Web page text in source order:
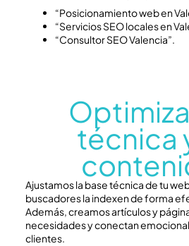
“Posicionamiento web en
“Servicios SEO locales en
“Consultor SEO Valencia”.
técnica
Ajustamos la base técnica de tu
buscadores la indexen de forma
Además, creamos artículos y
necesidades y conectan
clientes.